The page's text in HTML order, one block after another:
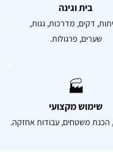
בית וגינה
דקים, מדרכות, גגות,
שערים, פרגולות.
🏭
שימוש מקצועי
הכנת משטחים, עבודות אחזקה.